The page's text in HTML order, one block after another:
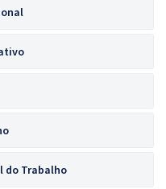
do Trabalho